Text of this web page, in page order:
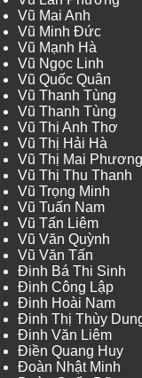
Vũ Mai Anh
Vũ Minh Đức
Vũ Mạnh Hà
Vũ Ngọc Linh
Vũ Quốc Quân
Vũ Thanh Tùng
Vũ Thanh Tùng
Vũ Thị Anh Thơ
Vũ Thị Hải Hà
Vũ Thị Mai Phương
Vũ Thị Thu Thanh
Vũ Trọng Minh
Vũ Tuấn Nam
Vũ Tấn Liêm
Vũ Văn Quỳnh
Vũ Văn Tấn
Đinh Bá Thi Sinh
Đinh Công Lập
Đinh Hoài Nam
Đinh Thị Thùy
Đinh Văn Liêm
Điền Quang Huy
Đoàn Nhật Minh